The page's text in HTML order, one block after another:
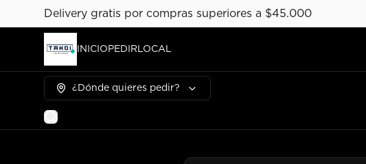
Delivery gratis por compras superiores a $45.000
INICIO PEDIRLOCAL
¿Dónde quieres pedir?